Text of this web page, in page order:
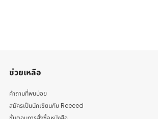
ช่วยเหลือ
คำถามที่พบบ่อย
สมัครเป็นนักเขียนกับ Reeeed